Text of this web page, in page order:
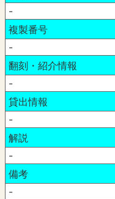
-
複製番号
-
翻刻・紹介情報
-
貸出情報
-
解説
-
備考
-